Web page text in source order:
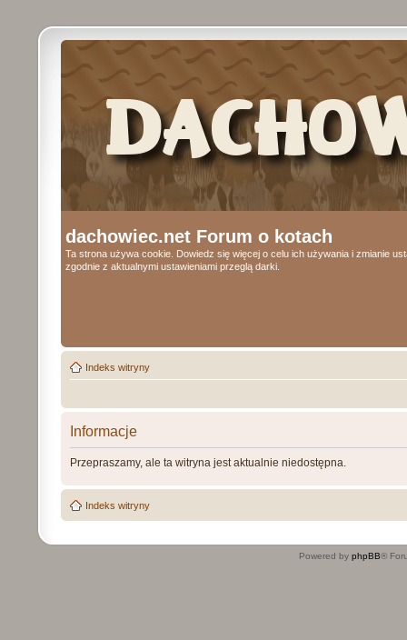
dachowiec.net Forum o kotach
Ta strona używa cookie. Dowiedz się więcej o celu ich używania i zmianie
zgodnie z aktualnymi ustawieniami przeglą darki.
Indeks witryny
Informacje
Przepraszamy, ale ta witryna jest aktualnie niedostępna.
Indeks witryny
Powered by phpBB®